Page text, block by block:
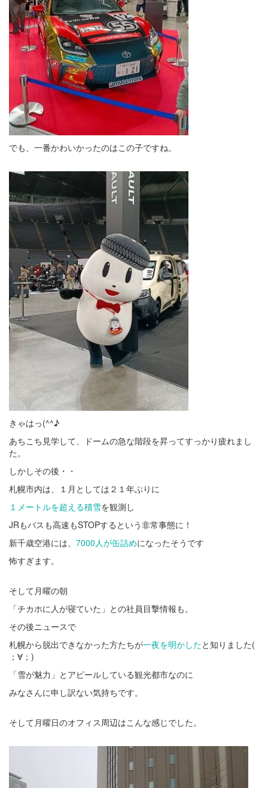
でも、一番かわいかったのはこの子ですね。
きゃはっ(^^♪
あちこち見学して、ドームの急な階段を昇ってすっかり疲れまし
た。
しかしその後・・
札幌市内は、１月としては２１年ぶりに
１メートルを超える積雪を観測し
JRもバスも高速もSTOPするという非常事態に！
新千歳空港には、 7000人が缶詰めになったそうです
怖すぎます。
そして月曜の朝
「チカホに人が寝ていた」との社員目撃情報も。
その後ニュースで
札幌から脱出できなかった方たちが一夜を明かしたと知りました(
；∀；)
「雪が魅力」とアピールしている観光都市なのに
みなさんに申し訳ない気持ちです。
そして月曜日のオフィス周辺はこんな感じでした。